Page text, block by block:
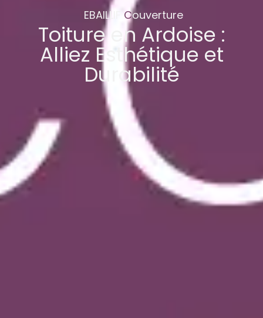
EBAILLIF Couverture
Toiture en Ardoise :
Alliez Esthétique et
Durabilité